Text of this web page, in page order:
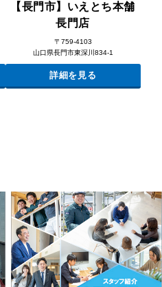
【長門市】いえとち本舗
長門店
〒759-4103
山口県長門市東深川834-1
詳細を見る